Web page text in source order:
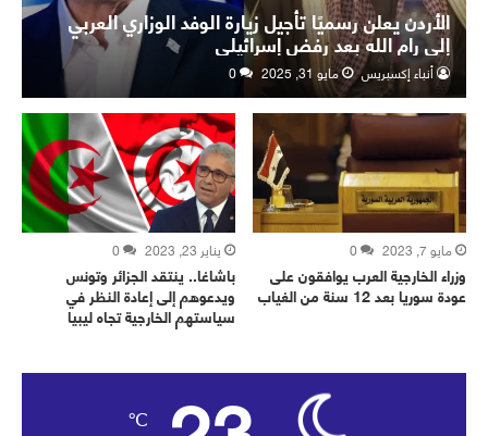
الأردن يعلن رسميًا تأجيل زيارة الوفد الوزاري العربي
إلى رام الله بعد رفض إسرائيلي
أنباء إكسبريس مايو 31, 2025 0
مايو 7, 2023 0
وزراء الخارجية العرب يوافقون على
عودة سوريا بعد 12 سنة من الغياب
يناير 23, 2023 0
باشاغا.. ينتقد الجزائر وتونس
ويدعوهم إلى إعادة النظر في
سياستهم الخارجية تجاه ليبيا
℃